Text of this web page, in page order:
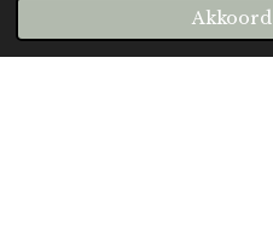
Akkoord
Telefoonnummer